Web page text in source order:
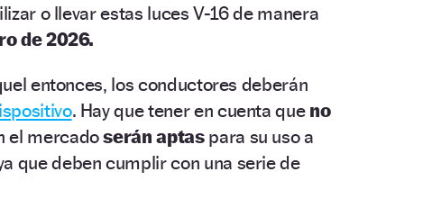
o llevar estas luces V-16 de manera
de 2026.
entonces, los conductores deberán
. Hay que tener en cuenta que no
el mercadoserán aptaspara su uso a
que deben cumplir con una serie de